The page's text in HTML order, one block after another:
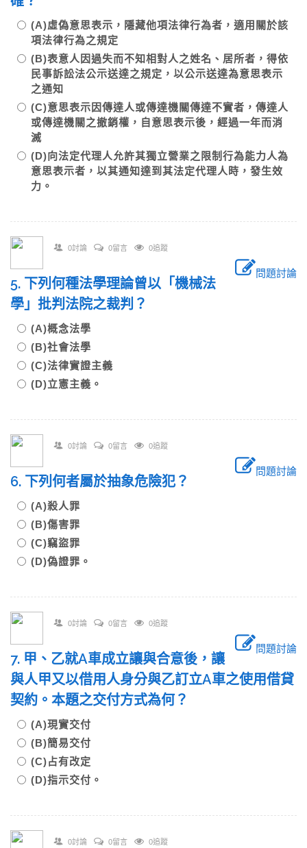
(A)虛偽意思表示，隱藏他項法律行為者，適用關於該
項法律行為之規定
(B)表意人因過失而不知相對人之姓名、居所者，得依
民事訴訟法公示送達之規定，以公示送達為意思表示
之通知
(C)意思表示因傳達人或傳達機關傳達不實者，傳達人
或傳達機關之撤銷權，自意思表示後，經過一年而消
滅
(D)向法定代理人允許其獨立營業之限制行為能力人為
意思表示者，以其通知達到其法定代理人時，發生效
力。
0討論 0留言 0追蹤
問題討論
5. 下列何種法學理論曾以「機械法
學」批判法院之裁判？
(A)概念法學
(B)社會法學
(C)法律實證主義
(D)立憲主義。
0討論 0留言 0追蹤
問題討論
6. 下列何者屬於抽象危險犯？
(A)殺人罪
(B)傷害罪
(C)竊盜罪
(D)偽證罪。
0討論 0留言 0追蹤
問題討論
7. 甲、乙就A車成立讓與合意後，讓
與人甲又以借用人身分與乙訂立A車之使用借貸
契約。本題之交付方式為何？
(A)現實交付
(B)簡易交付
(C)占有改定
(D)指示交付。
0討論 0留言 0追蹤